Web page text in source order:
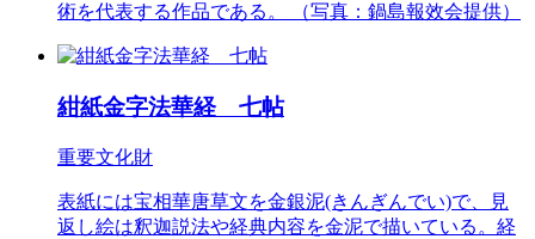
術を代表する作品である。 （写真：鍋島報效会提供）
紺紙金字法華経 七帖
重要文化財
表紙には宝相華唐草文を金銀泥(きんぎんでい)で、見
返し絵は釈迦説法や経典内容を金泥で描いている。経